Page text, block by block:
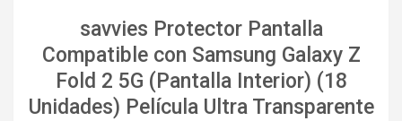
savvies Protector Pantalla
Compatible con Samsung Galaxy Z
Fold 2 5G (Pantalla Interior) (18
Unidades) Película Ultra Transparente